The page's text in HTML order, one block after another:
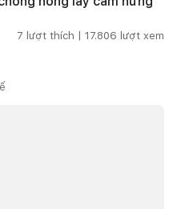
7 lượt thích | 17.806 lượt xem